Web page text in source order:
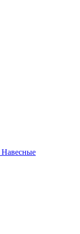
Навесные